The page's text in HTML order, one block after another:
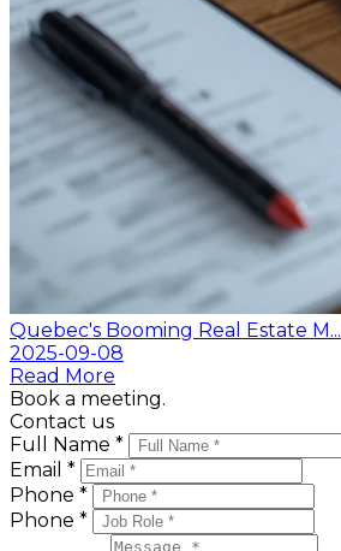
Quebec's Booming Real Estate M...
2025-09-08
Read More
Book a meeting.
Contact us
Full Name *
Email *
Phone *
Phone *